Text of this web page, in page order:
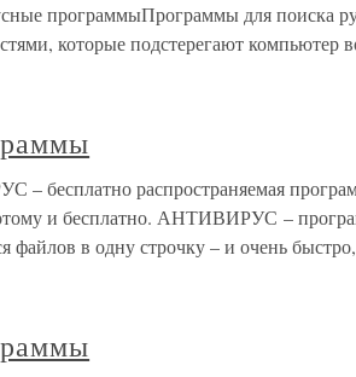
программыПрограммы для поиска
которые подстерегают компьютер
бесплатно распространяемая
и бесплатно. АНТИВИРУС –
файлов в одну строчку – и очень